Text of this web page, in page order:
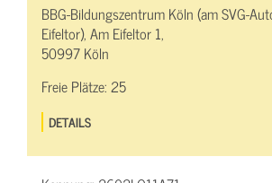
BBG-Bildungszentrum Köln (am SVG-
Eifeltor), Am Eifeltor 1,
50997 Köln
Freie Plätze:25
DETAILS